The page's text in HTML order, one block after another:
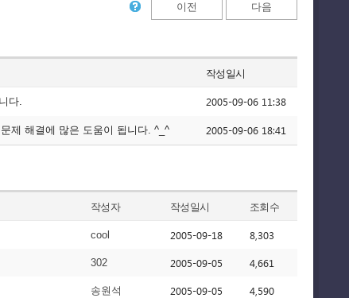
이전 다음
작성일시
다. 2005-09-06 11:38
제 해결에 많은 도움이 됩니다. ^_^ 2005-09-06 18:41
작성자 작성일시 조회수
cool 2005-09-18 8,303
302 2005-09-05 4,661
송원석 2005-09-05 4,590